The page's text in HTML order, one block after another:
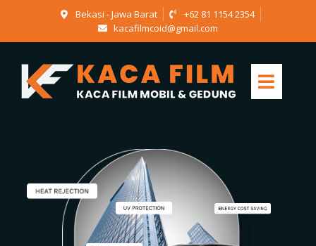
Bekasi - Jawa Barat
+62 81 1154 2354
kacafilmcoid@gmail.com